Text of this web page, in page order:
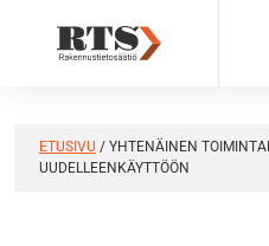
ETUSIVU / YHTENÄINEN
UUDELLEENKÄYTTÖÖN